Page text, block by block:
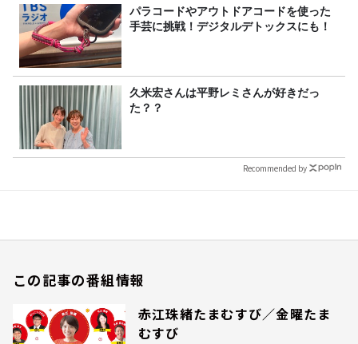
パラコードやアウトドアコードを使った
手芸に挑戦！デジタルデトックスにも！
久米宏さんは平野レミさんが好きだっ
た？？
Recommended by
この記事の番組情報
赤江珠緒たまむすび／金曜たま
むすび